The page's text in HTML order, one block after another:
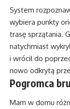
System
wybiera punkty
trasę sprzątania.
natychmiast
i wrócił do
nowo odkrytą
Pogromca
Mam w domu